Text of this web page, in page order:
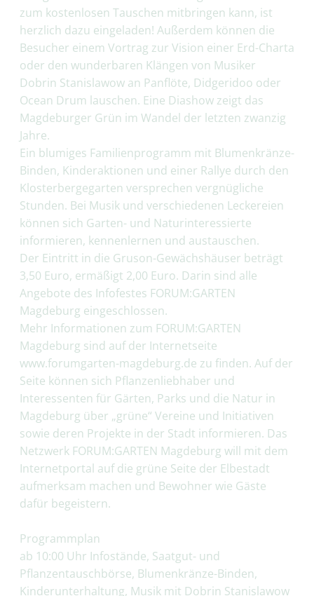
zum kostenlosen Tauschen mitbringen kann, ist
herzlich dazu eingeladen! Außerdem können die
Besucher einem Vortrag zur Vision einer Erd-Charta
oder den wunderbaren Klängen von Musiker
Dobrin Stanislawow an Panflöte, Didgeridoo oder
Ocean Drum lauschen. Eine Diashow zeigt das
Magdeburger Grün im Wandel der letzten zwanzig
Jahre.
Ein blumiges Familienprogramm mit Blumenkränze-
Binden, Kinderaktionen und einer Rallye durch den
Klosterbergegarten versprechen vergnügliche
Stunden. Bei Musik und verschiedenen Leckereien
können sich Garten- und Naturinteressierte
informieren, kennenlernen und austauschen.
Der Eintritt in die Gruson-Gewächshäuser beträgt
3,50 Euro, ermäßigt 2,00 Euro. Darin sind alle
Angebote des Infofestes FORUM:GARTEN
Magdeburg eingeschlossen.
Mehr Informationen zum FORUM:GARTEN
Magdeburg sind auf der Internetseite
www.forumgarten-magdeburg.de zu finden. Auf der
Seite können sich Pflanzenliebhaber und
Interessenten für Gärten, Parks und die Natur in
Magdeburg über „grüne“ Vereine und Initiativen
sowie deren Projekte in der Stadt informieren. Das
Netzwerk FORUM:GARTEN Magdeburg will mit dem
Internetportal auf die grüne Seite der Elbestadt
aufmerksam machen und Bewohner wie Gäste
dafür begeistern.
Programmplan
ab 10:00 Uhr Infostände, Saatgut- und
Pflanzentauschbörse, Blumenkränze-Binden,
Kinderunterhaltung, Musik mit Dobrin Stanislawow